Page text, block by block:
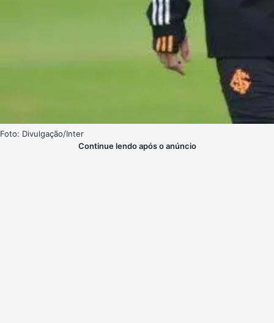
Foto: Divulgação/Inter
Continue lendo após o anúncio